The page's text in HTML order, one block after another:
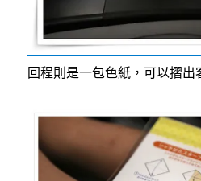
回程則是一包色紙，可以摺出